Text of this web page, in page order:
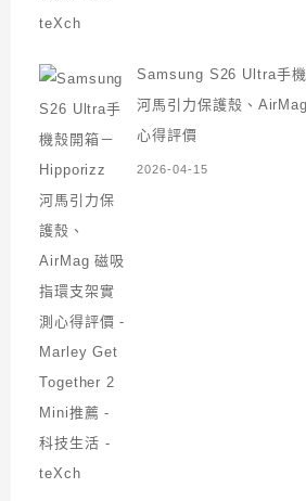
Samsung S26 Ultra手
河馬引力保護殼、
心得評價
2026-04-15